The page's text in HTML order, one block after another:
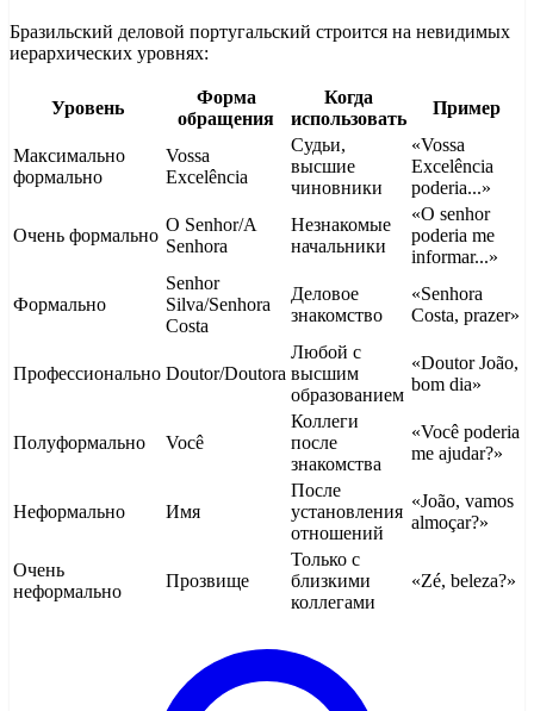
Бразильский деловой португальский строится на невидимых
иерархических уровнях:
Уровень
Форма
обращения
Когда
использовать
Пример
Максимально
формально
Vossa
Excelência
Судьи,
высшие
чиновники
«Vossa
Excelência
poderia...»
Очень формально
O Senhor/A
Senhora
Незнакомые
начальники
«O senhor
poderia me
informar...»
Формально
Senhor
Silva/Senhora
Costa
Деловое
знакомство
«Senhora
Costa, prazer»
Профессионально Doutor/Doutora
Любой с
высшим
образованием
«Doutor João,
bom dia»
Полуформально Você
Коллеги
после
знакомства
«Você poderia
me ajudar?»
Неформально Имя
После
установления
отношений
«João, vamos
almoçar?»
Очень
неформально
Прозвище
Только с
близкими
коллегами
«Zé, beleza?»